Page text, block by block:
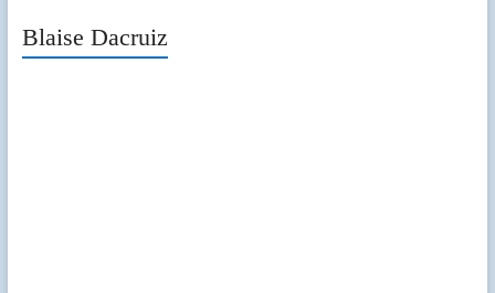
Blaise Dacruiz